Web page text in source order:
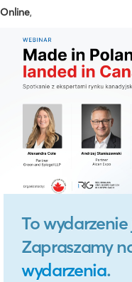
Online,
To wydarzenie
Zapraszamy
wydarzenia.